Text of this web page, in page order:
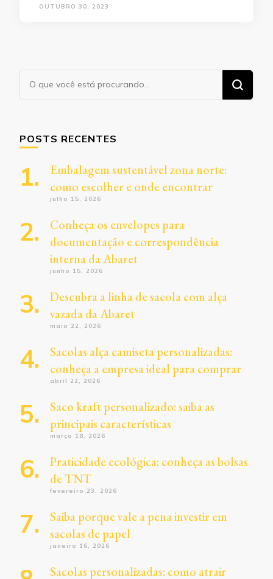
OUTUBRO 30, 2023
Procurando
algo?
POSTS RECENTES
Embalagem sustentável zona norte:
como escolher e onde encontrar
julho 15, 2026
Conheça os envelopes para
documentação e correspondência
interna da Abaret
junho 15, 2026
Descubra a linha de sacola com alça
vazada da Abaret
maio 22, 2026
Sacolas alça camiseta personalizadas:
conheça a empresa ideal para comprar
abril 22, 2026
Saco kraft personalizado: saiba as
principais características
março 18, 2026
Praticidade ecológica: conheça as bolsas
de TNT
fevereiro 23, 2026
Saiba porque vale a pena investir em
sacolas de papel
janeiro 16, 2026
Sacolas personalizadas: como atrair